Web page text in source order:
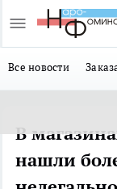
Все новости
В
нашли